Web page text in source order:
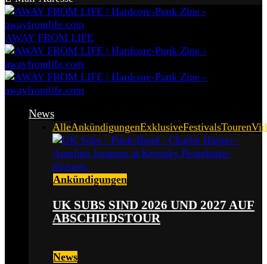
AWAY FROM LIFE
News
AlleAnkündigungenExklusiveFestivalsTouren
Ankündigungen
UK SUBS SIND 2026 UND 2027 AUF
ABSCHIEDSTOUR
News